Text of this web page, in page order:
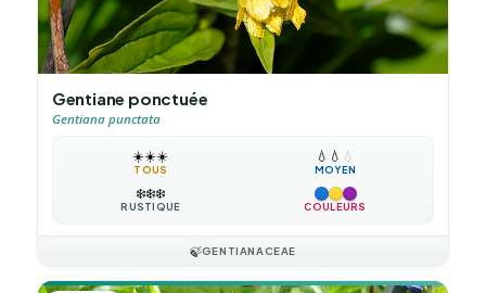
Gentiane ponctuée
Gentiana punctata
☀️☀️☀️
TOUS
💧 💧 💧
MOYEN
❄️❄️❄️
RUSTIQUE COULEURS
🍃GENTIANACEAE